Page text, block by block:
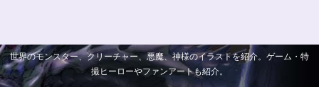
世界のモンスター、クリーチャー、悪魔、神様のイラストを紹介。ゲーム・特
撮ヒーローやファンアートも紹介。